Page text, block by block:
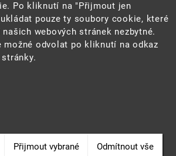
Po kliknutí na "Přijmout jen
pouze ty soubory cookie, které
webových stránek nezbytné.
možné odvolat po kliknutí na odkaz
Přijmout vybrané Odmítnout vše